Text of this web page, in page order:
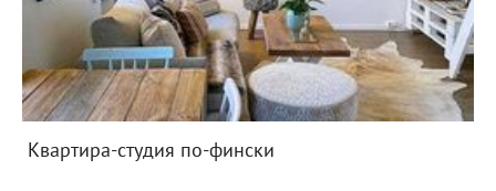
Квартира-студия по-фински